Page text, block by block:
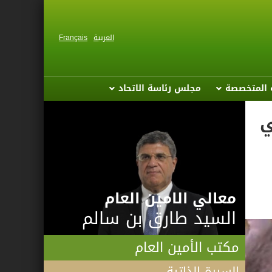
العربية Français
المتخصصة مجلس رئاسة الاتحاد
معالي الامين العام
السيد طارق بن سالم
مكتب الأمين العام